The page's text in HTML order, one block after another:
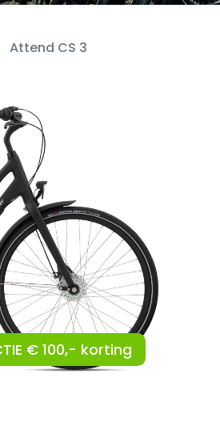
Attend CS 3
€ 100,- korting